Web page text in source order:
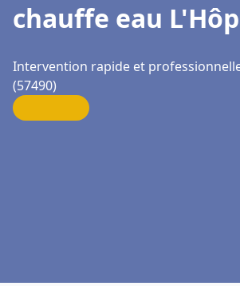
chauffe eau
Intervention rapide et
(57490)